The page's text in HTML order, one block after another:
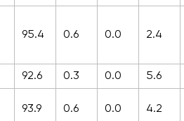
95.4 0.6 0.0 2.4
92.6 0.3 0.0 5.6
93.9 0.6 0.0 4.2